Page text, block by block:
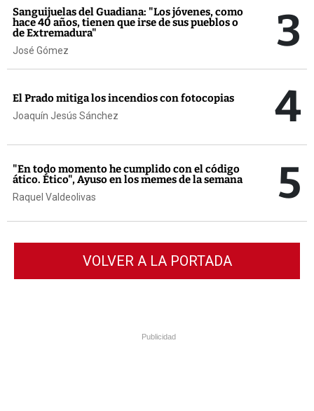
Sanguijuelas del Guadiana: "Los jóvenes, como
hace 40 años, tienen que irse de sus pueblos o
de Extremadura"
José Gómez 3
El Prado mitiga los incendios con fotocopias
Joaquín Jesús Sánchez 4
"En todo momento he cumplido con el código
ático. Ético", Ayuso en los memes de la semana
Raquel Valdeolivas 5
VOLVER A LA PORTADA
Publicidad